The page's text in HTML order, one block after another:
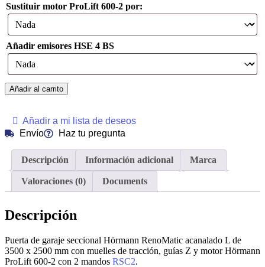
Sustituir motor ProLift 600-2 por:
Añadir emisores HSE 4 BS
Añadir al carrito
Añadir a mi lista de deseos
Envío
Haz tu pregunta
Descripción Información adicional Marca
Valoraciones (0) Documents
Descripción
Puerta de garaje seccional Hörmann RenoMatic acanalado L de
3500 x 2500 mm con muelles de tracción, guías Z y motor Hörmann
ProLift 600-2 con 2 mandos RSC2.